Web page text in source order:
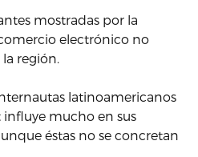
mostradas por la
electrónico no
región.
latinoamericanos
mucho en sus
éstas no se concretan